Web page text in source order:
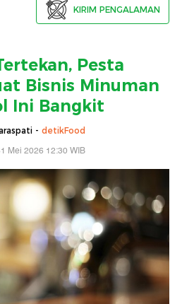
KIRIM PENGALAMAN
Pesta
Bisnis Minuman
Ini Bangkit
- detikFood
Mei 2026 12:30 WIB